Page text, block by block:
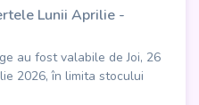
Lunii Aprilie -
au fost valabile de Joi, 26
2026, în limita stocului